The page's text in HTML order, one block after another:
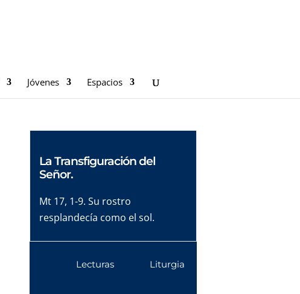
Jóvenes Espacios
La Transfiguración del
Señor.
Mt 17, 1-9. Su rostro
resplandecía como el sol.
Lecturas Liturgia